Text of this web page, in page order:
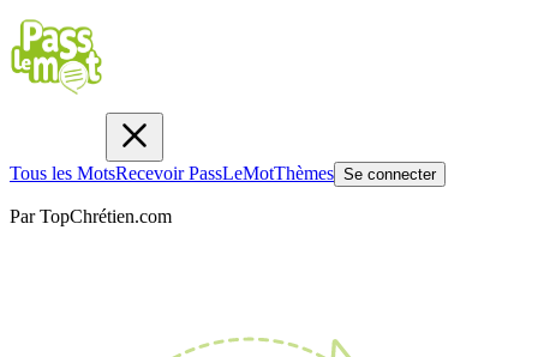
Tous les MotsRecevoir PassLeMotThèmes Se connecter
Par TopChrétien.com